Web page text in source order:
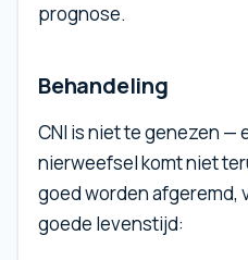
prognose.
Behandeling
CNI is niet te genezen —
nierweefsel komt niet
goed worden afgeremd,
goede levenstijd: